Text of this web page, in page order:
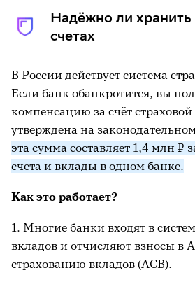
Надёжно ли хранить
счетах
В России действует система
Если банк обанкротится, вы
компенсацию за счёт
утверждена на
эта сумма составляет 1,4 млн ₽
счета и вклады в одном банке.
Как это работает?
1. Многие банки входят в
вкладов и отчисляют взносы в
страхованию вкладов (АСВ).